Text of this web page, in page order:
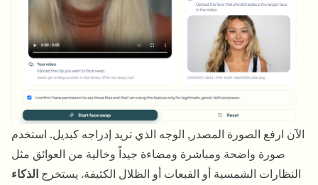
الآن ارفع الصورة المصدر, الوجه الذي تريد إدراجه كبديل. استخدم
صورة واضحة ومباشرة ومضاءة جيداً وخالية من العوائق مثل
النظارات الشمسية أو القبعات أو الظلال الكثيفة. يستخرج الذكاء